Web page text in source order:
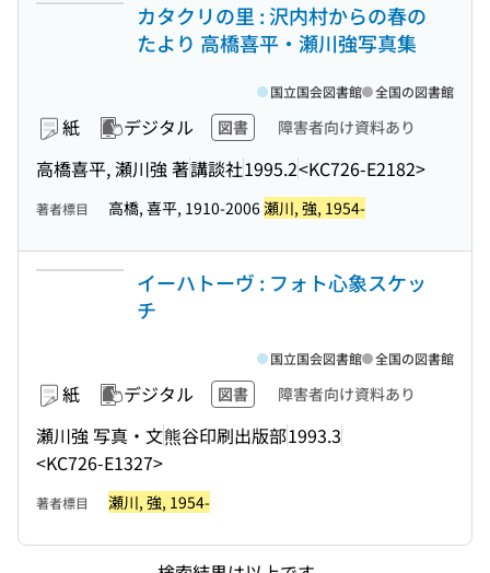
カタクリの里 : 沢内村からの春の
たより 高橋喜平・瀬川強写真集
紙 デジタル 図書 障害者向け資料あり
高橋喜平, 瀬川強 著講談社1995.2<KC726-E2182>
国立国会図書館 全国の図書館
著者標目 高橋, 喜平, 1910-2006瀬川, 強, 1954-
イーハトーヴ : フォト心象スケッ
チ
紙 デジタル 図書 障害者向け資料あり
瀬川強 写真・文熊谷印刷出版部1993.3
<KC726-E1327>
国立国会図書館 全国の図書館
著者標目 瀬川, 強, 1954-